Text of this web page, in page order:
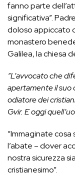
fanno parte
significativa”.
doloso appiccato
monastero
Galilea, la chiesa
“L’avvocato che
apertamente il suo
odiatore dei
Gvir. E oggi
“Immaginate cosa
l’abate – dover
nostra sicurezza
cristianesimo”.